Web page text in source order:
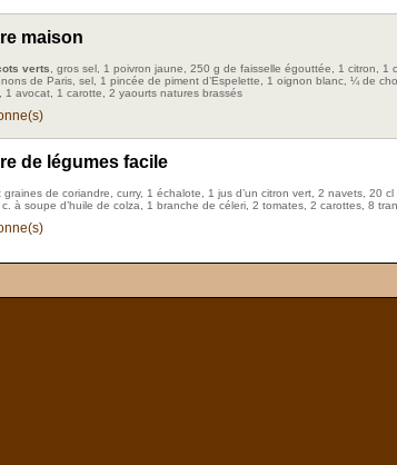
maison
verts , gros sel, 1 poivron jaune, 250 g de faisselle égouttée, 1 citron, 1
de Paris, sel, 1 pincée de piment d’Espelette, 1 oignon blanc, ¼ de
1 avocat, 1 carotte, 2 yaourts natures brassés
de légumes facile
graines de coriandre, curry, 1 échalote, 1 jus d’un citron vert, 2 navets, 20 cl
c. à soupe d’huile de colza, 1 branche de céleri, 2 tomates, 2 carottes, 8